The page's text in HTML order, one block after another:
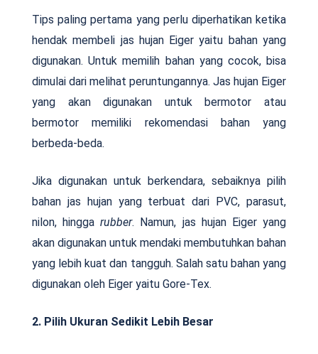
Tips paling pertama yang perlu diperhatikan ketika
hendak membeli jas hujan Eiger yaitu bahan yang
digunakan. Untuk memilih bahan yang cocok, bisa
dimulai dari melihat peruntungannya. Jas hujan Eiger
yang akan digunakan untuk bermotor atau
bermotor memiliki rekomendasi bahan yang
berbeda-beda.
Jika digunakan untuk berkendara, sebaiknya pilih
bahan jas hujan yang terbuat dari PVC, parasut,
nilon, hinggarubber. Namun, jas hujan Eiger yang
akan digunakan untuk mendaki membutuhkan bahan
yang lebih kuat dan tangguh. Salah satu bahan yang
digunakan oleh Eiger yaitu Gore-Tex.
2. Pilih Ukuran Sedikit Lebih Besar